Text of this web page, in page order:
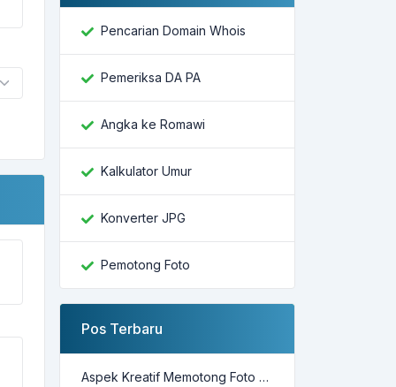
Pencarian Domain Whois
Pemeriksa DA PA
Angka ke Romawi
Kalkulator Umur
Konverter JPG
Pemotong Foto
Pos Terbaru
Aspek Kreatif Memotong Foto Secara Online